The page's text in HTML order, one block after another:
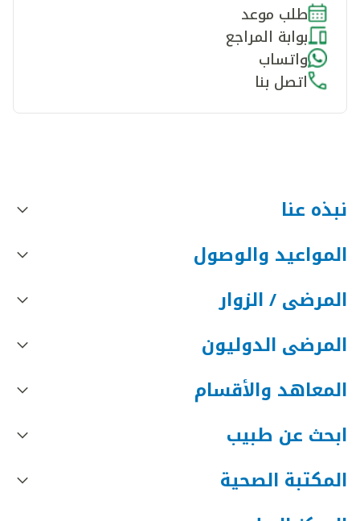
طلب موعد
بوابة المراجع
واتساب
اتصل بنا
نبذه عنا
المواعيد والوصول
المرضى / الزوار
المرضى الدوليون
المعاهد والأقسام
ابحث عن طبيب
المكتبة الصحية